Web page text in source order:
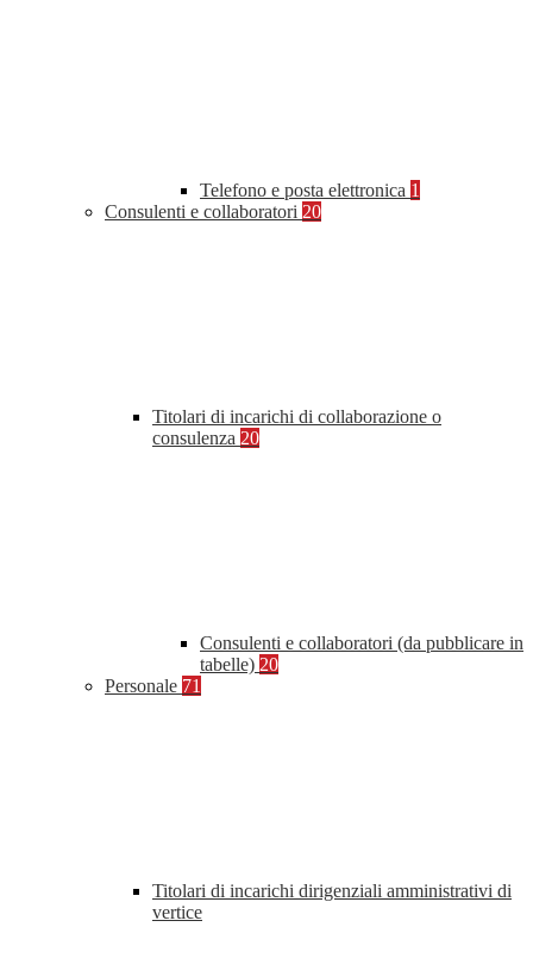
Telefono e posta elettronica 1
Consulenti e collaboratori 20
Titolari di incarichi di collaborazione o
consulenza 20
Consulenti e collaboratori (da pubblicare in
tabelle) 20
Personale 71
Titolari di incarichi dirigenziali amministrativi di
vertice